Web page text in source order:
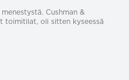
Cushman &
toimitilat, oli sitten kyseessä